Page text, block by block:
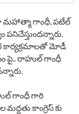
మహాత్మా గాంధీ, పటేల్
పనిచేస్తుందన్నారు.
కార్యక్రమాలతో మోడీ
పై.. రాహుల్ గాంధీ
గాంధీ గారి
కాంగ్రెస్ కు